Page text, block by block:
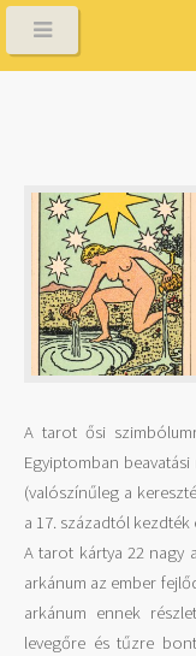
A tarot ősi
Egyiptomban
(valószínűleg a
a 17. századtól kezdték
A tarot kártya 22 nagy
arkánum az ember
arkánum ennek
levegőre és tűzre